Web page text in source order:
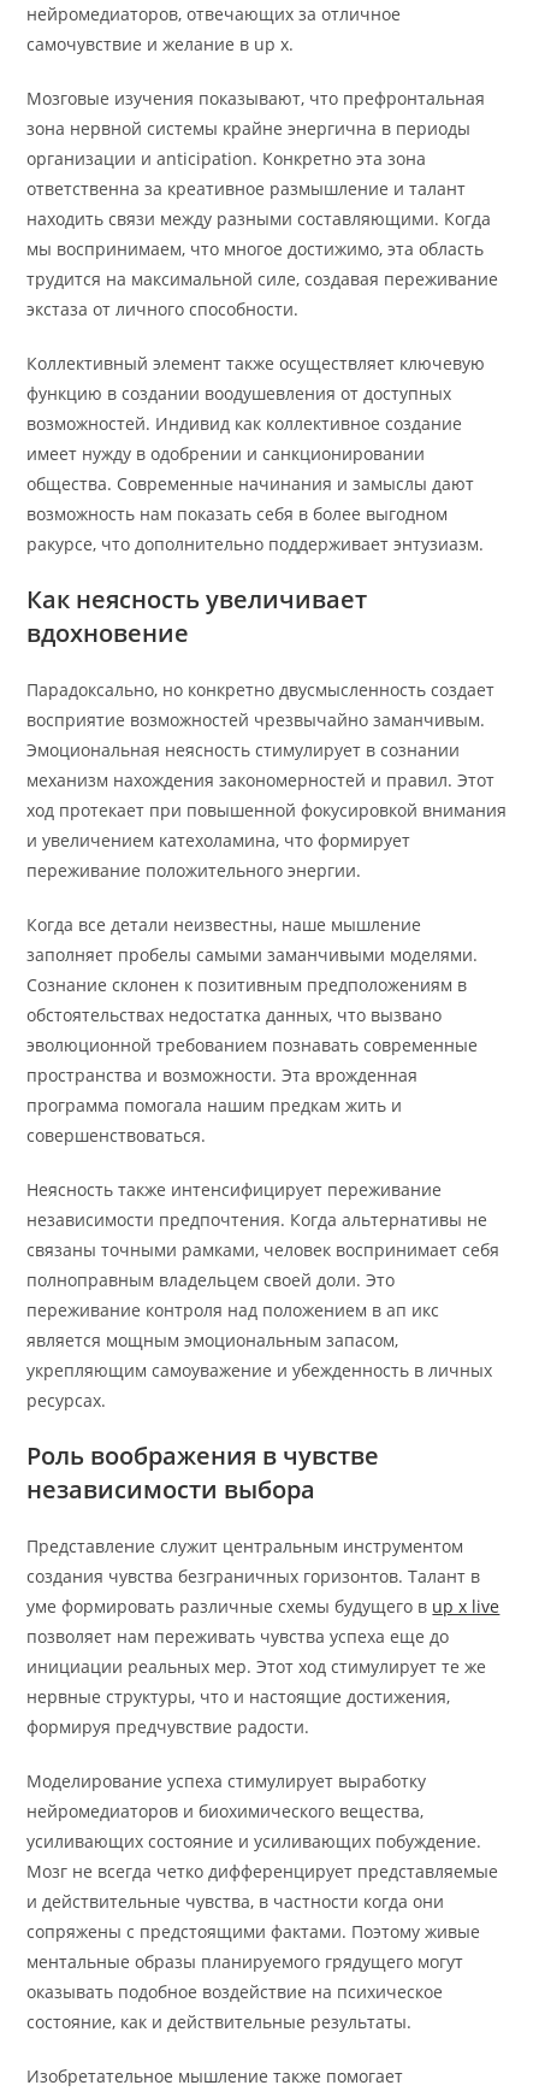
нейромедиаторов, отвечающих за отличное
самочувствие и желание в up x.
Мозговые изучения показывают, что префронтальная
зона нервной системы крайне энергична в периоды
организации и anticipation. Конкретно эта зона
ответственна за креативное размышление и талант
находить связи между разными составляющими. Когда
мы воспринимаем, что многое достижимо, эта область
трудится на максимальной силе, создавая переживание
экстаза от личного способности.
Коллективный элемент также осуществляет ключевую
функцию в создании воодушевления от доступных
возможностей. Индивид как коллективное создание
имеет нужду в одобрении и санкционировании
общества. Современные начинания и замыслы дают
возможность нам показать себя в более выгодном
ракурсе, что дополнительно поддерживает энтузиазм.
Как неясность увеличивает
вдохновение
Парадоксально, но конкретно двусмысленность создает
восприятие возможностей чрезвычайно заманчивым.
Эмоциональная неясность стимулирует в сознании
механизм нахождения закономерностей и правил. Этот
ход протекает при повышенной фокусировкой внимания
и увеличением катехоламина, что формирует
переживание положительного энергии.
Когда все детали неизвестны, наше мышление
заполняет пробелы самыми заманчивыми моделями.
Сознание склонен к позитивным предположениям в
обстоятельствах недостатка данных, что вызвано
эволюционной требованием познавать современные
пространства и возможности. Эта врожденная
программа помогала нашим предкам жить и
совершенствоваться.
Неясность также интенсифицирует переживание
независимости предпочтения. Когда альтернативы не
связаны точными рамками, человек воспринимает себя
полноправным владельцем своей доли. Это
переживание контроля над положением в ап икс
является мощным эмоциональным запасом,
укрепляющим самоуважение и убежденность в личных
ресурсах.
Роль воображения в чувстве
независимости выбора
Представление служит центральным инструментом
создания чувства безграничных горизонтов. Талант в
уме формировать различные схемы будущего в up x live
позволяет нам переживать чувства успеха еще до
инициации реальных мер. Этот ход стимулирует те же
нервные структуры, что и настоящие достижения,
формируя предчувствие радости.
Моделирование успеха стимулирует выработку
нейромедиаторов и биохимического вещества,
усиливающих состояние и усиливающих побуждение.
Мозг не всегда четко дифференцирует представляемые
и действительные чувства, в частности когда они
сопряжены с предстоящими фактами. Поэтому живые
ментальные образы планируемого грядущего могут
оказывать подобное воздействие на психическое
состояние, как и действительные результаты.
Изобретательное мышление также помогает